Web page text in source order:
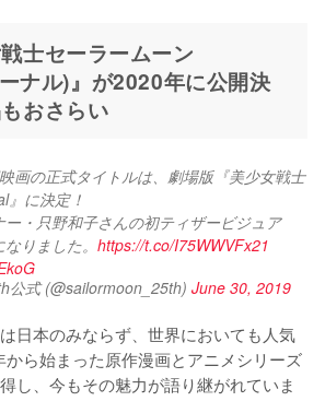
士セーラームーン
ナル)』が2020年に公開決
おさらい
画の正式タイトルは、劇場版『美少女戦士
』に決定！
・只野和子さんの初ティザービジュア
りました。 https://t.co/I75WWVFx21
式 (@sailormoon_25th) June 30, 2019
日本のみならず、世界においても人気
ら始まった原作漫画とアニメシリーズ
し、今もその魅力が語り継がれていま